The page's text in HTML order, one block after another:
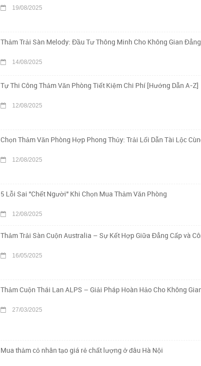
19/08/2025
Thảm Trải Sàn Melody: Đầu Tư Thông Minh Cho Không Gian
14/08/2025
Tự Thi Công Thảm Văn Phòng Tiết Kiệm Chi Phí [Hướng Dẫn A-Z]
12/08/2025
Chọn Thảm Văn Phòng Hợp Phong Thủy: Trải Lối Dẫn Tài Lộc
12/08/2025
5 Lỗi Sai "Chết Người" Khi Chọn Mua Thảm Văn Phòng
12/08/2025
Thảm Trải Sàn Cuộn Australia – Sự Kết Hợp Giữa Đẳng Cấp và
16/05/2025
Thảm Cuộn Thái Lan ALPS – Giải Pháp Hoàn Hảo Cho Không
27/03/2025
Mua thảm cỏ nhân tạo giá rẻ chất lượng ở đâu Hà Nội